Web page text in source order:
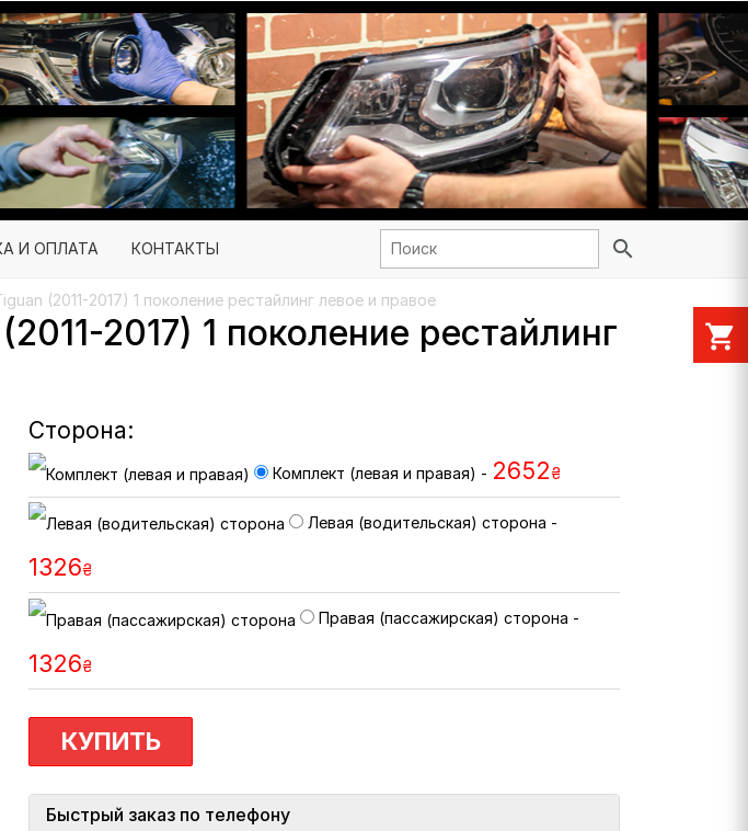
(2011-2017) 1 поколение рестайлинг левое и правое
2017) 1 поколение рестайлинг
Сторона:
Комплект (левая и правая) - 2652₴
Левая (водительская) сторона -
1326₴
Правая (пассажирская) сторона -
1326₴
КУПИТЬ
Быстрый заказ по телефону
И ОПЛАТА КОНТАКТЫ search
shopping_cart